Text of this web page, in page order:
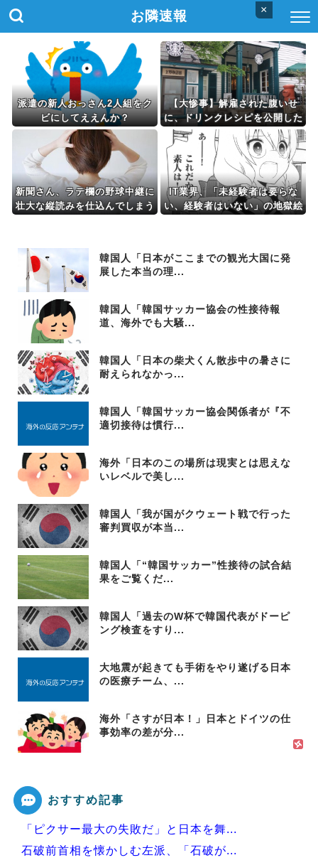
×
お隣速報
派遣の新人おっさん2人組をク
ビにしてええんか？
【大惨事】解雇された腹いせ
に、ドリンクレシピを公開した
スタバ元従業員 「ゴミ扱いす
るからこうなるｗｗｗｗｗｗ」
⇒！
新聞さん、ラテ欄の野球中継に
壮大な縦読みを仕込んでしまう
IT業界、「未経験者は要らな
い、経験者はいない」の地獄絵
韓国人「日本がここまでの観光大国に発
展した本当の理...
韓国人「韓国サッカー協会の性接待報
道、海外でも大騒...
韓国人「日本の柴犬くん散歩中の暑さに
耐えられなかっ...
韓国人「韓国サッカー協会関係者が『不
適切接待は慣行...
海外「日本のこの場所は現実とは思えな
いレベルで美し...
韓国人「我が国がクウェート戦で行った
審判買収が本当...
韓国人「“韓国サッカー”性接待の試合結
果をご覧くだ...
韓国人「過去のW杯で韓国代表がドーピ
ング検査をすり...
大地震が起きても手術をやり遂げる日本
の医療チーム、...
海外「さすが日本！」日本とドイツの仕
事効率の差が分...
おすすめ記事
「ピクサー最大の失敗だ」と日本を舞...
石破前首相を懐かしむ左派、「石破が...